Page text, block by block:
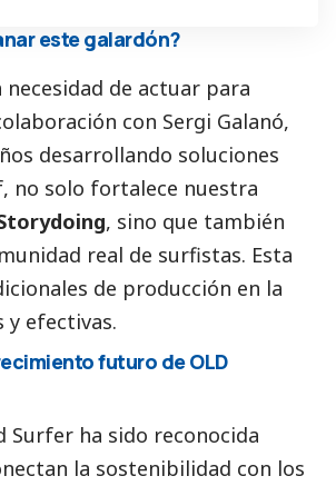
este galardón?
necesidad de actuar para
con Sergi Galanó,
desarrollando soluciones
no solo fortalece nuestra
, sino que también
real de surfistas. Esta
de producción en la
y efectivas.
futuro de OLD
Surfer ha sido reconocida
la sostenibilidad con los